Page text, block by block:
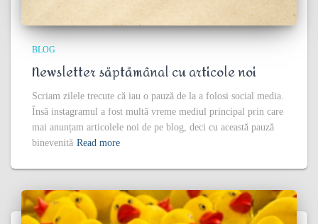
BLOG
Newsletter săptămânal cu articole noi
Scriam zilele trecute că iau o pauză de la a folosi social media.
Însă instagramul a fost multă vreme mediul principal prin care
mai anunțam articolele noi de pe blog, deci cu această pauză
binevenită Read more